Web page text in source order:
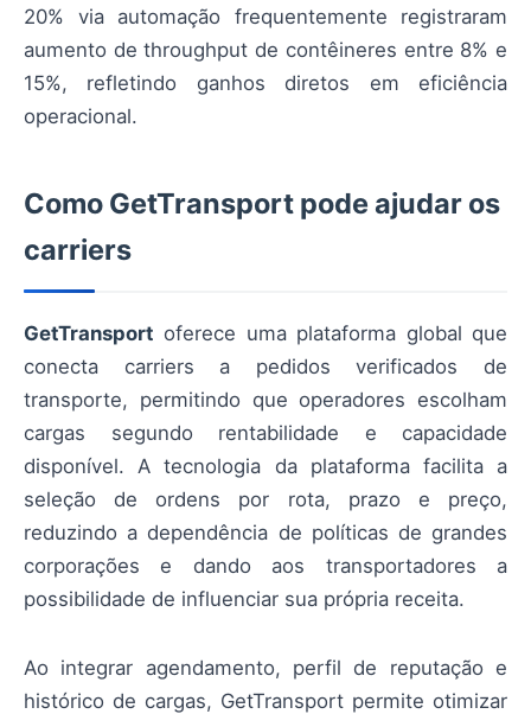
20% via automação frequentemente registraram
aumento de throughput de contêineres entre 8% e
15%, refletindo ganhos diretos em eficiência
operacional.
Como GetTransport pode ajudar os
carriers
GetTransport oferece uma plataforma global que
conecta carriers a pedidos verificados de
transporte, permitindo que operadores escolham
cargas segundo rentabilidade e capacidade
disponível. A tecnologia da plataforma facilita a
seleção de ordens por rota, prazo e preço,
reduzindo a dependência de políticas de grandes
corporações e dando aos transportadores a
possibilidade de influenciar sua própria receita.
Ao integrar agendamento, perfil de reputação e
histórico de cargas, GetTransport permite otimizar